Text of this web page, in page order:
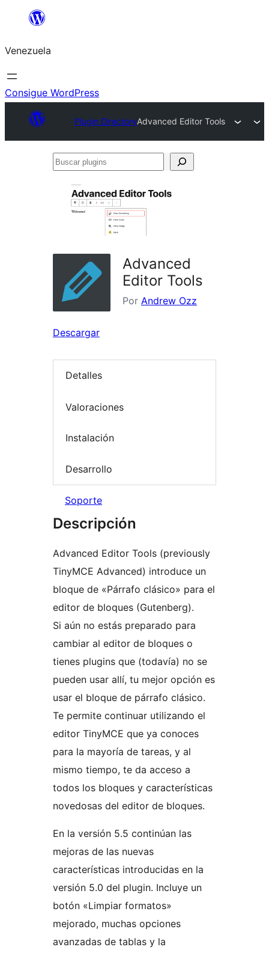
Saltar
contenido
Venezuela
Consigue WordPress
Plugin DirectoryAdvanced Editor Tools
Buscar
Advanced
Editor Tools
Por Andrew Ozz
Descargar
Detalles
Valoraciones
Instalación
Desarrollo
Soporte
Descripción
Advanced Editor Tools (previously
TinyMCE Advanced) introduce un
bloque de «Párrafo clásico» para el
editor de bloques (Gutenberg).
Si aún no estás preparado para
cambiar al editor de bloques o
tienes plugins que (todavía) no se
pueden usar allí, tu mejor opción es
usar el bloque de párrafo clásico.
Te permite continuar utilizando el
editor TinyMCE que ya conoces
para la mayoría de tareas, y al
mismo tiempo, te da acceso a
todos los bloques y características
novedosas del editor de bloques.
En la versión 5.5 continúan las
mejoras de las nuevas
características introducidas en la
versión 5.0 del plugin. Incluye un
botón «Limpiar formatos»
mejorado, muchas opciones
avanzadas de tablas y la